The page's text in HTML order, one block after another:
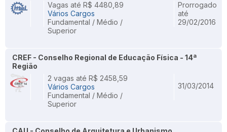
Vagas até R$ 4480,89
Vários Cargos
Fundamental / Médio /
Superior
Prorrogado
até
29/02/2016
CREF - Conselho Regional de Educação Física - 14ª
Região
2 vagas até R$ 2458,59
Vários Cargos
Fundamental / Médio /
Superior
31/03/2014